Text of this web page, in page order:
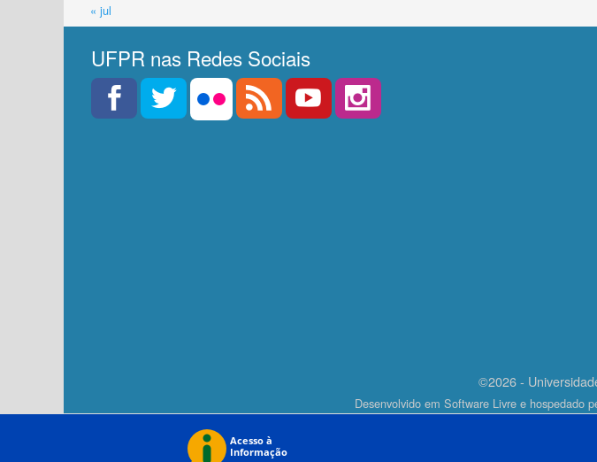
« jul
UFPR nas Redes Sociais
©2026 -
Desenvolvido em Software Livre e hospedado